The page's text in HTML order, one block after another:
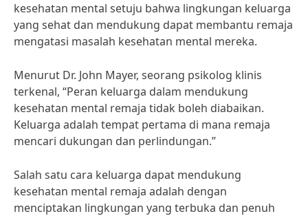
kesehatan mental setuju bahwa lingkungan keluarga
yang sehat dan mendukung dapat membantu remaja
mengatasi masalah kesehatan mental mereka.
Menurut Dr. John Mayer, seorang psikolog klinis
terkenal, “Peran keluarga dalam mendukung
kesehatan mental remaja tidak boleh diabaikan.
Keluarga adalah tempat pertama di mana remaja
mencari dukungan dan perlindungan.”
Salah satu cara keluarga dapat mendukung
kesehatan mental remaja adalah dengan
menciptakan lingkungan yang terbuka dan penuh